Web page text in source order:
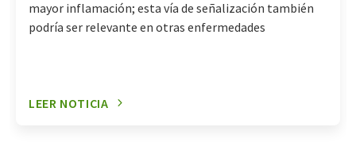
mayor inflamación; esta vía de señalización también
podría ser relevante en otras enfermedades
LEER NOTICIA